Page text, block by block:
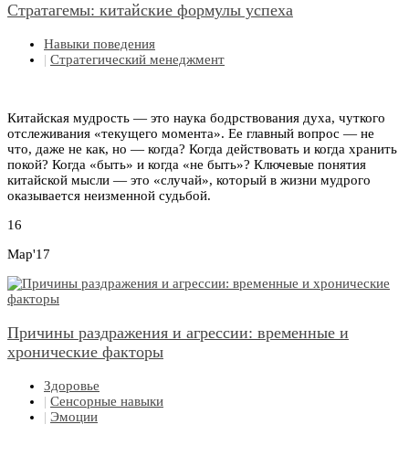
Стратагемы: китайские формулы успеха
Навыки поведения
| Стратегический менеджмент
Китайская мудрость — это наука бодрствования духа, чуткого
отслеживания «текущего момента». Ее главный вопрос — не
что, даже не как, но — когда? Когда действовать и когда хранить
покой? Когда «быть» и когда «не быть»? Ключевые понятия
китайской мысли — это «случай», который в жизни мудрого
оказывается неизменной судьбой.
16
Мар'17
Причины раздражения и агрессии: временные и
хронические факторы
Здоровье
| Сенсорные навыки
| Эмоции